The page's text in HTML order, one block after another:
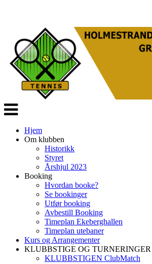
Veksle
navigasjon
Hjem
Om klubben
Historikk
Styret
Årshjul 2023
Booking
Hvordan booke?
Se bookinger
Utfør booking
Avbestill Booking
Timeplan Ekeberghallen
Timeplan utebaner
Kurs og Arrangementer
KLUBBSTIGE OG TURNERINGER
KLUBBSTIGEN ClubMatch